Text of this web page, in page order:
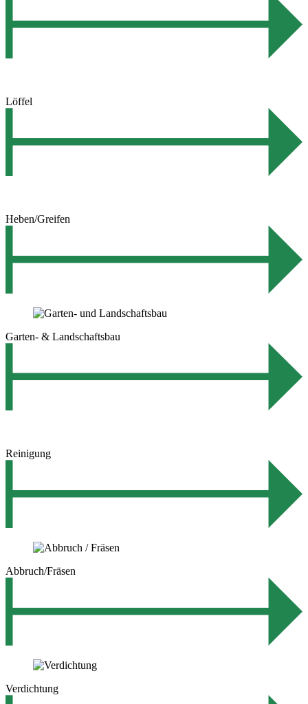
Löffel
Heben/Greifen
Garten- & Landschaftsbau
Reinigung
Abbruch/Fräsen
Verdichtung